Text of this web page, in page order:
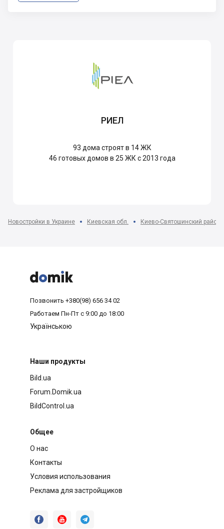
РИЕЛ
93 дома строят в 14 ЖК
46 готовых домов в 25 ЖК с 2013 года
Новостройки в Украине Киевская обл. Киево-Святошинский район



Позвонить +380(98) 656 34 02
Работаем Пн-Пт с 9:00 до 18:00
Українською
Наши продукты
Bild.ua
Forum.Domik.ua
BildControl.ua
Общее
О нас
Контакты
Условия использования
Реклама для застройщиков
  